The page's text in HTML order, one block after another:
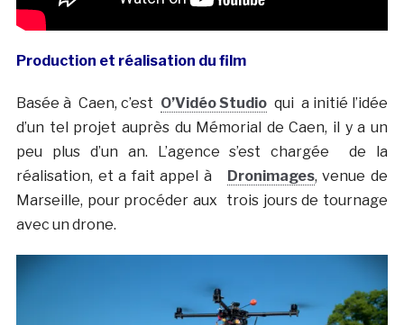
Production et réalisation du film
Basée à Caen, c’est O’Vidéo Studio qui a initié l’idée
d’un tel projet auprès du Mémorial de Caen, il y a un
peu plus d’un an. L’agence s’est chargée de la
réalisation, et a fait appel à Dronimages, venue de
Marseille, pour procéder aux trois jours de tournage
avec un drone.